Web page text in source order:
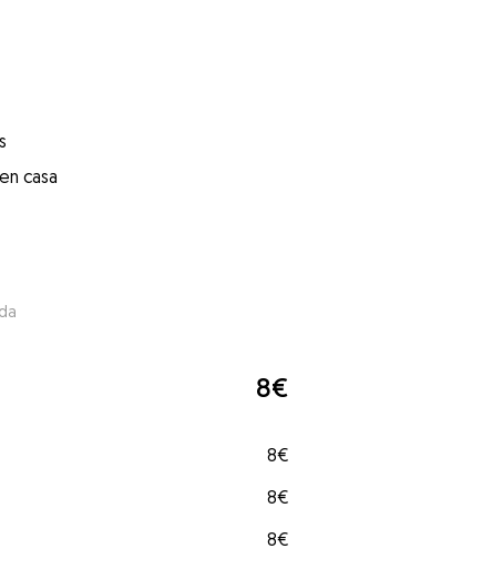
casa
8€
8€
8€
8€